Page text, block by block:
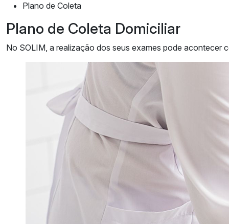
Plano de Coleta
Plano de Coleta Domiciliar
No SOLIM, a realização dos seus exames pode acontecer